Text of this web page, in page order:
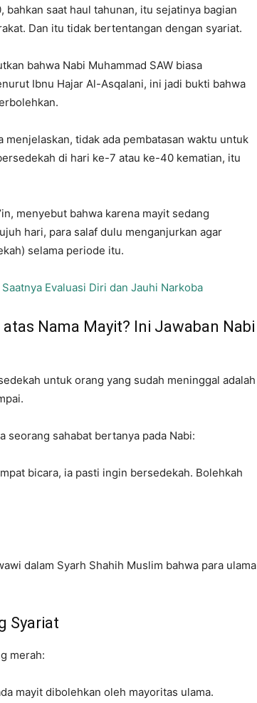
saat haul tahunan, itu sejatinya bagian
Dan itu tidak bertentangan dengan syariat.
bahwa Nabi Muhammad SAW biasa
Ibnu Hajar Al-Asqalani, ini jadi bukti bahwa
menjelaskan, tidak ada pembatasan waktu untuk
di hari ke-7 atau ke-40 kematian, itu
menyebut bahwa karena mayit sedang
hari, para salaf dulu menganjurkan agar
selama periode itu.
Evaluasi Diri dan Jauhi Narkoba
Nama Mayit? Ini Jawaban Nabi
untuk orang yang sudah meninggal adalah
seorang sahabat bertanya pada Nabi:
bicara, ia pasti ingin bersedekah. Bolehkah
dalam Syarh Shahih Muslim bahwa para ulama
Syariat
merah:
mayit dibolehkan oleh mayoritas ulama.